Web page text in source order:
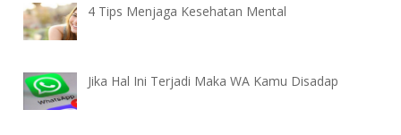
4 Tips Menjaga Kesehatan Mental
Jika Hal Ini Terjadi Maka WA Kamu Disadap